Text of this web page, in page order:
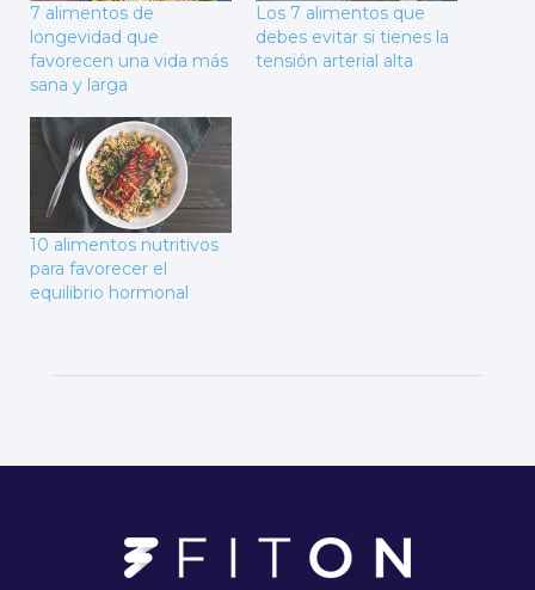
7 alimentos de
longevidad que
favorecen una vida más
sana y larga
Los 7 alimentos que
debes evitar si tienes la
tensión arterial alta
10 alimentos nutritivos
para favorecer el
equilibrio hormonal